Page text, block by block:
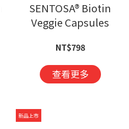
SENTOSA® Biotin
Veggie Capsules
NT$798
查看更多
新品上市